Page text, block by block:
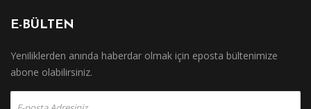
E-BÜLTEN
Yeniliklerden anında haberdar olmak için eposta bültenimize
abone olabilirsiniz.